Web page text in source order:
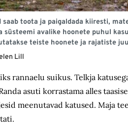
toota ja paigaldada kiiresti,
avalike hoonete puhul
teiste hoonete ja rajatiste
Lill
rannaelu suikus. Telkja
asuti korrastama alles
meenutavad katused. Maja